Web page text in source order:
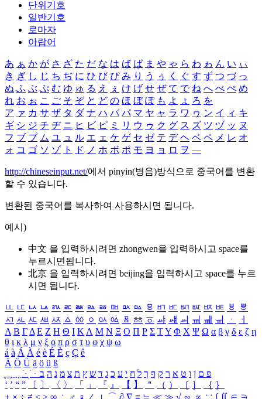
단위기호
일반기호
로마자
아랍어
あ ぁ か が さ ざ た だ な は ば ぱ ま や ゃ ら わ ゎ ん い ぃ
き ぎ し じ ち ぢ に ひ び ぴ み り う ぅ く ぐ す ず つ づ っ
ぬ ふ ぶ ぷ む ゆ ゅ る え ぇ け げ せ ぜ て で ね へ べ ぺ め
れ お ぉ こ ご そ ぞ と ど の ほ ぼ ぽ も よ ょ ろ を
ア ァ カ サ ザ タ ダ ナ ハ バ パ マ ヤ ャ ラ ワ ヮ ン イ ィ キ
ギ シ ジ チ ヂ ニ ヒ ビ ピ ミ リ ウ ゥ ク グ ス ズ ツ ヅ ッ ヌ
フ ブ プ ム ユ ュ ル エ ェ ケ ゲ セ ゼ テ デ ヘ ベ ペ メ レ オ
ォ コ ゴ ソ ゾ ト ド ノ ホ ボ ポ モ ヨ ョ ロ ヲ ―
http://chineseinput.net/에서 pinyin(병음)방식으로 중국어를 변환
할 수 있습니다.
변환된 중국어를 복사하여 사용하시면 됩니다.
예시)
中文 을 입력하시려면 zhongwen을 입력하시고 space를
누르시면됩니다.
北京 을 입력하시려면 beijing을 입력하시고 space를 누르
시면 됩니다.
ㅥ ㅦ ㅧ ㅨ ㅩ ㅪ ㅫ ㅬ ㅭ ㅮ ㅯ ㅰ ㅱ ㅲ ㅳ ㅴ ㅵ ㅶ ㅷ ㅸ
ㅹ
ㅺ ㅻ ㅼ ㅽ ㅾ ㅿ ㆀ ㆁ ㆂ ㆃ ㆄ ㆅ ㆆ ㆇ ㆈ ㆉ ㆊ ㆋ ㆌ ㆍ
ㆎ
Α Β ΓΔ Ε Ζ Η Θ Ι ΚΛ Μ Ν Ξ Ο Π Ρ Σ ΤΥ Φ Χ Ψ Ω α β γ δ ε ζ η
θ ι κ λ μ ν ξ ο π ρ σ τ υ φ χ ψ ω
á à Á À é è É È ç Ç ê
Ä Ö Ü ä ö ü ß
ִֶֹ ֻּ ׁׂ פ ם ן ו ט א ר ק ף ך ל ח י ע כ ג ד ש ץ ת צ מ נ ה ב
‘ ’ “ ” 〔 〕 〈 〉 「 」 『 』 【 】 ＂ （ ） ［ ］ ｛ ｝